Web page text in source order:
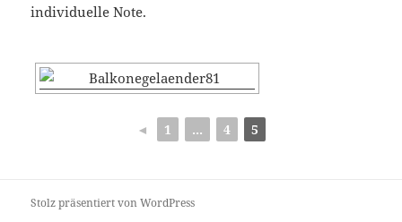
individuelle Note.
◄ 1 ... 4 5
Stolz präsentiert von WordPress